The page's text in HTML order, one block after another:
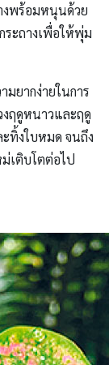
งพร้อมหนุนด้วย
ะถางเพื่อให้พุ่ม
ยากง่ายในการ
ฤดูหนาวและฤดู
ทิ้งใบหมด จนถึง
เติบโตต่อไป